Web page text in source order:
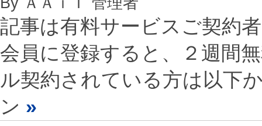
記事は有料サービスご契約
会員に登録すると、２週間
ル契約されている方は以下
ン »